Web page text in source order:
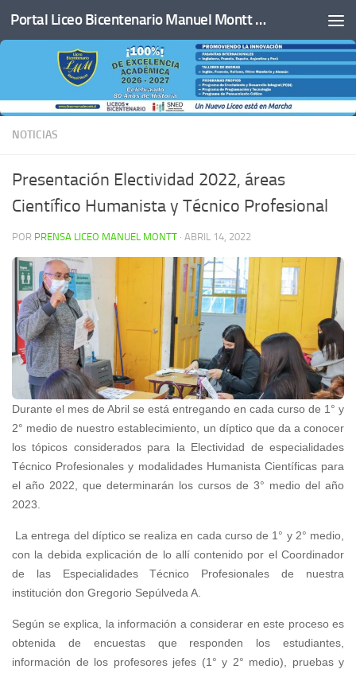
Saltar al contenido Portal Liceo Bicentenario Manuel Montt de San Javier
NOTICIAS
Presentación Electividad 2022, áreas
Científico Humanista y Técnico Profesional
POR PRENSA LICEO MANUEL MONTT · ABRIL 14, 2022
Durante el mes de Abril se está entregando en cada curso de 1° y
2° medio de nuestro establecimiento, un díptico que da a conocer
los tópicos considerados para la Electividad de especialidades
Técnico Profesionales y modalidades Humanista Científicas para
el año 2022, que determinarán los cursos de 3° medio del año
2023.
La entrega del díptico se realiza en cada curso de 1° y 2° medio,
con la debida explicación de lo allí contenido por el Coordinador
de las Especialidades Técnico Profesionales de nuestra
institución don Gregorio Sepúlveda A.
Según se explica, la información a considerar en este proceso es
obtenida de encuestas que responden los estudiantes,
información de los profesores jefes (1° y 2° medio), pruebas y